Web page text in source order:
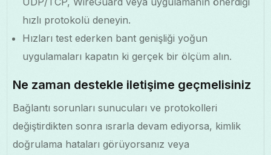
hızlı protokolü deneyin.
Hızları test ederken bant genişliği yoğun
uygulamaları kapatın ki gerçek bir ölçüm alın.
Ne zaman destekle iletişime geçmelisiniz
Bağlantı sorunları sunucuları ve protokolleri
değiştirdikten sonra ısrarla devam ediyorsa, kimlik
doğrulama hataları görüyorsanız veya